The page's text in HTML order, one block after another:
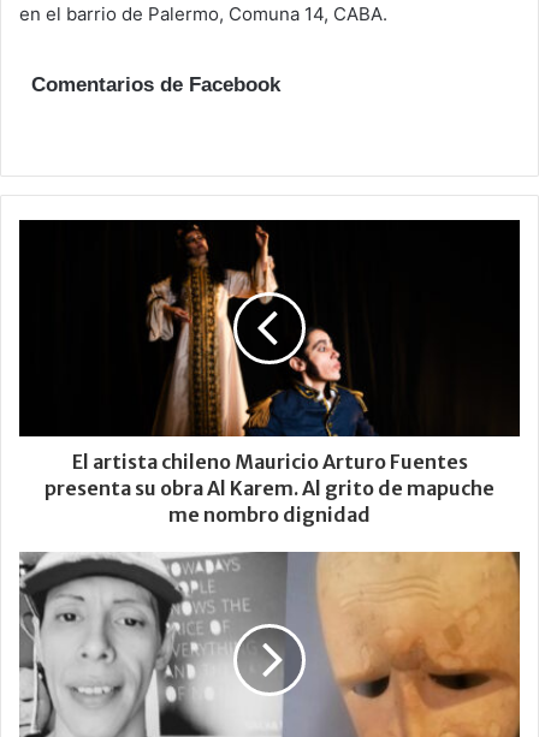
en el barrio de Palermo, Comuna 14, CABA.
Comentarios de Facebook
El artista chileno Mauricio Arturo Fuentes
presenta su obra Al Karem. Al grito de mapuche
me nombro dignidad